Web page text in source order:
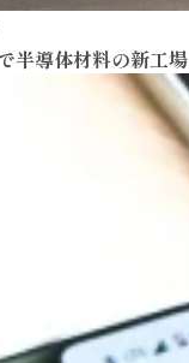
半導体材料の新工場